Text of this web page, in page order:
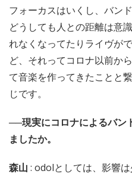
フォーカスはいくし、バン
どうしても人との距離は意
れなくなってたりライヴが
ど、それってコロナ以前か
て音楽を作ってきたことと
じです。
──現実にコロナによるバン
ましたか。
森山 : odolとしては、影響